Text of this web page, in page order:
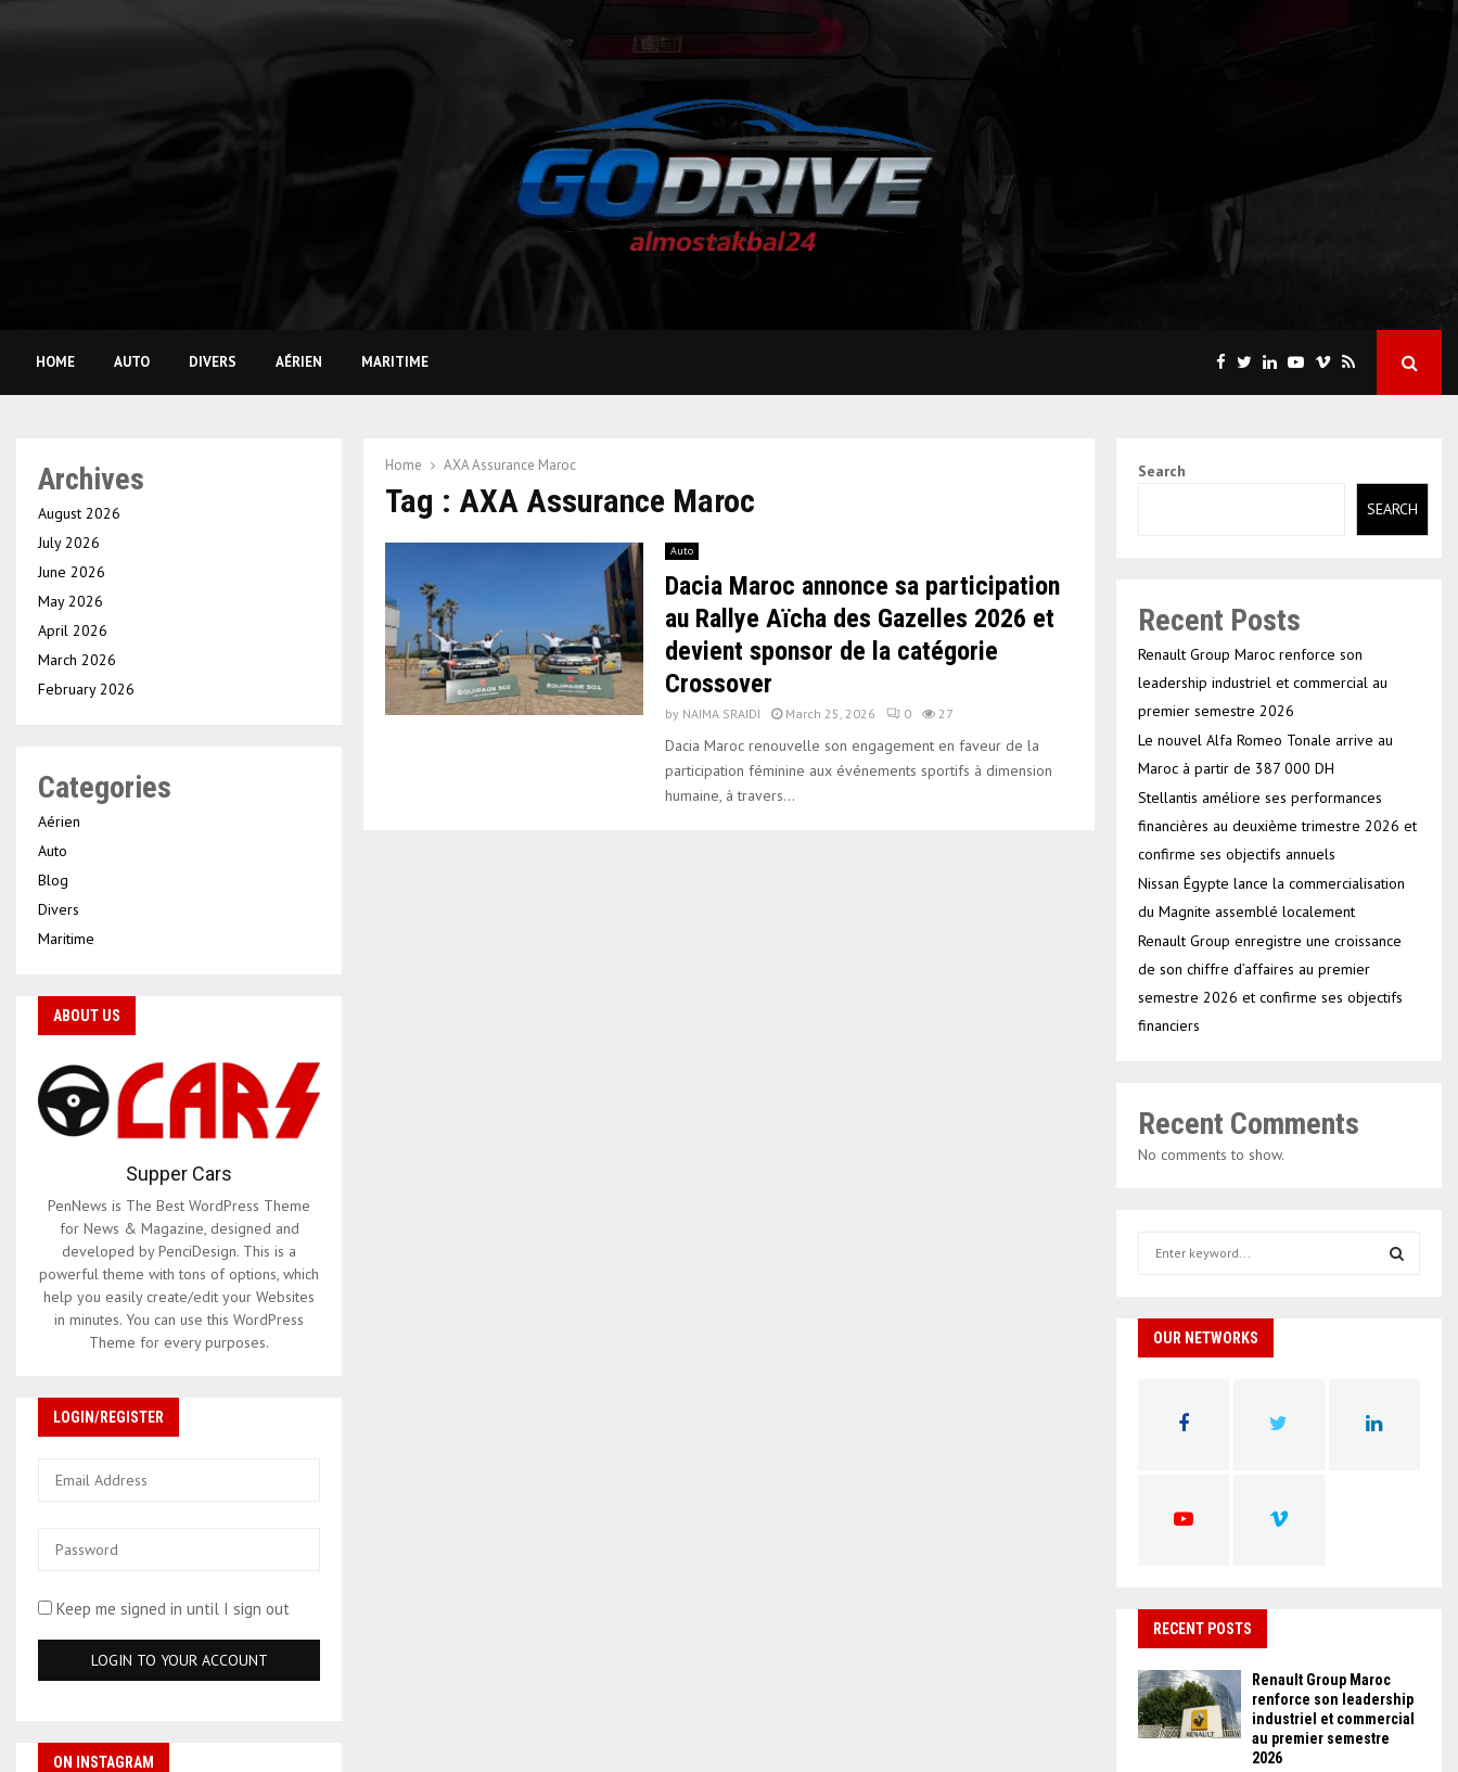
HOME AUTO DIVERS AÉRIEN MARITIME
Home AXA Assurance Maroc
Tag : AXA Assurance Maroc
Auto
Dacia Maroc annonce sa participation
au Rallye Aïcha des Gazelles 2026 et
devient sponsor de la catégorie
Crossover
by NAIMA SRAIDI March 25, 2026 0 27
Dacia Maroc renouvelle son engagement en faveur de la
participation féminine aux événements sportifs à dimension
humaine, à travers...
Archives
August 2026
July 2026
June 2026
May 2026
April 2026
March 2026
February 2026
Categories
Aérien
Auto
Blog
Divers
Maritime
ABOUT US
Supper Cars
PenNews is The Best WordPress Theme
for News & Magazine, designed and
developed by PenciDesign. This is a
powerful theme with tons of options, which
help you easily create/edit your Websites
in minutes. You can use this WordPress
Theme for every purposes.
LOGIN/REGISTER
Keep me signed in until I sign out
ON INSTAGRAM
Search
SEARCH
Recent Posts
Renault Group Maroc renforce son
leadership industriel et commercial au
premier semestre 2026
Le nouvel Alfa Romeo Tonale arrive au
Maroc à partir de 387 000 DH
Stellantis améliore ses performances
financières au deuxième trimestre 2026 et
confirme ses objectifs annuels
Nissan Égypte lance la commercialisation
du Magnite assemblé localement
Renault Group enregistre une croissance
de son chiffre d’affaires au premier
semestre 2026 et confirme ses objectifs
financiers
Recent Comments
No comments to show.
h
OUR NETWORKS
RECENT POSTS
Renault Group Maroc
renforce son leadership
industriel et commercial
au premier semestre
2026